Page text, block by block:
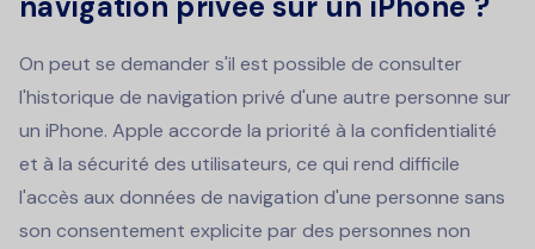
On peut se demander s'il est possible de consulter
l'historique de navigation privé d'une autre personne sur
un iPhone. Apple accorde la priorité à la confidentialité
et à la sécurité des utilisateurs, ce qui rend difficile
l'accès aux données de navigation d'une personne sans
son consentement explicite par des personnes non